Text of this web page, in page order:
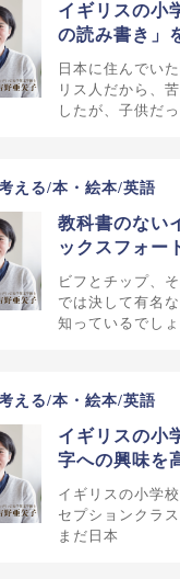
イギリスの小
の読み書き」
日本に住んでい
リス人だから、
したが、子供だ
える/本・絵本/英語
教科書のない
ックスフォー
ビフとチップ、
では決して有名
知っているでしょ
える/本・絵本/英語
イギリスの小
字への興味を
イギリスの小学
セプションクラ
まだ日本